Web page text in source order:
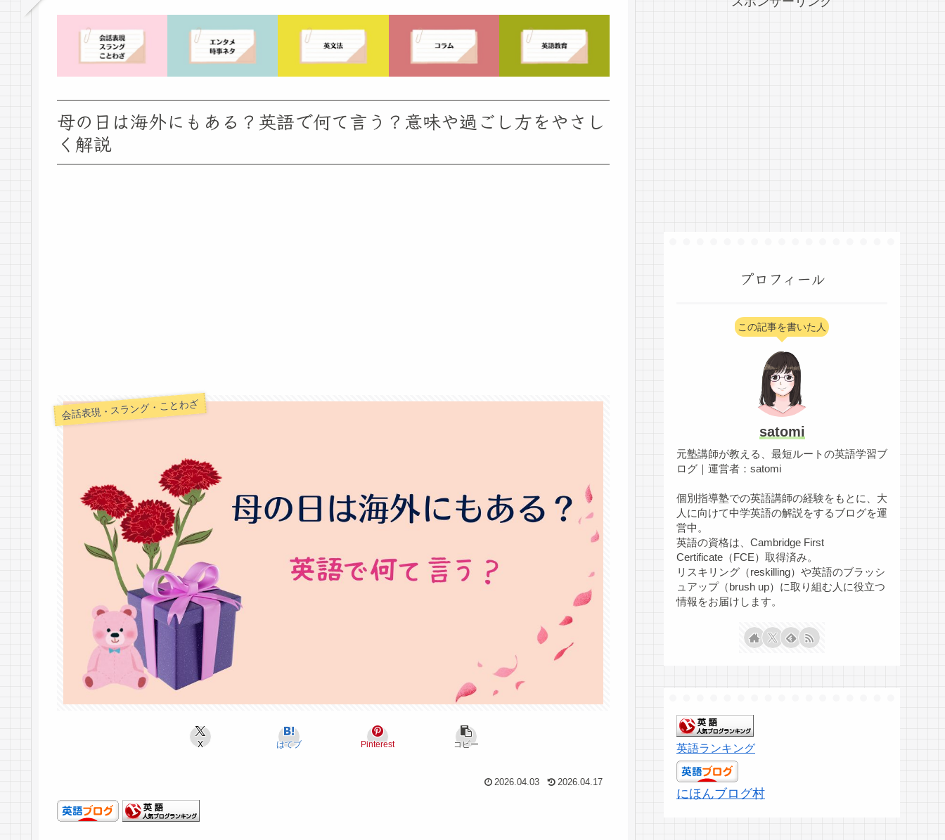
母の日は海外にもある？英語で何て言う？意味や過ごし方をやさし
く解説
会話表現・スラング・ことわざ
X はてブ Pinterest コピー
2026.04.03 2026.04.17
プロフィール
この記事を書いた人
satomi
元塾講師が教える、最短ルートの英語学習ブ
ログ｜運営者：satomi
個別指導塾での英語講師の経験をもとに、大
人に向けて中学英語の解説をするブログを運
営中。
英語の資格は、Cambridge First
Certificate（FCE）取得済み。
リスキリング（reskilling）や英語のブラッシ
ュアップ（brush up）に取り組む人に役立つ
情報をお届けします。
英語ランキング
にほんブログ村